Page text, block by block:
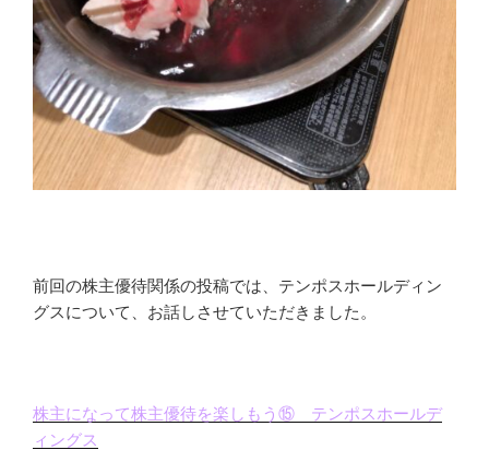
前回の株主優待関係の投稿では、テンポスホールディン
グスについて、お話しさせていただきました。
株主になって株主優待を楽しもう⑮ テンポスホールデ
ィングス